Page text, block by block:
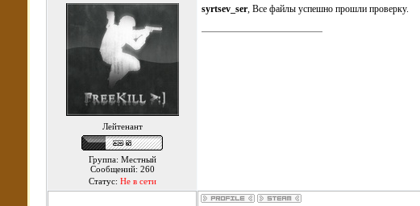
Лейтенант
Группа: Местный
Сообщений: 260
Статус: Не в сети
syrtsev_ser, Все файлы успешно прошли проверку.